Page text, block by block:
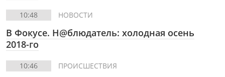
10:48 НОВОСТИ
В Фокусе. Н@блюдатель: холодная осень
2018-го
10:46 ПРОИСШЕСТВИЯ